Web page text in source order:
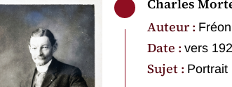
Charles
Auteur :
Date :vers
Sujet : Portrait